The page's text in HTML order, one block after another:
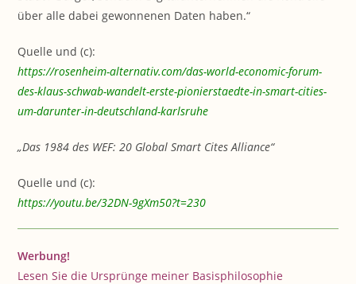
über alle dabei gewonnenen Daten haben.“
Quelle und (c):
https://rosenheim-alternativ.com/das-world-economic-forum-
des-klaus-schwab-wandelt-erste-pionierstaedte-in-smart-cities-
um-darunter-in-deutschland-karlsruhe
„Das 1984 des WEF: 20 Global Smart Cites Alliance“
Quelle und (c):
https://youtu.be/32DN-9gXm50?t=230
Werbung!
Lesen Sie die Ursprünge meiner Basisphilosophie